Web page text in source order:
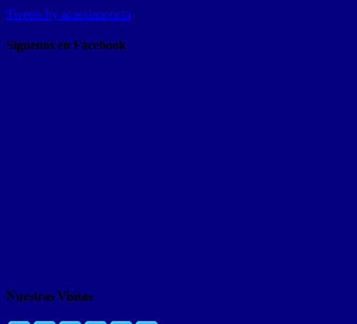
Tweets by acaeslanoticia
Siguenos en Facebook
Nuestras Visitas